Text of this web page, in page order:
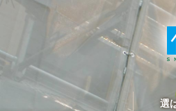
選